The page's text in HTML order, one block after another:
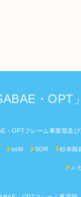
・
・OPTフレーム事業部及
sobl SOR 杉本
メ